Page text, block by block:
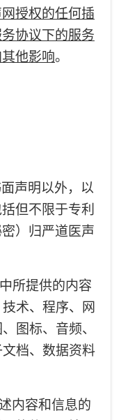
授权的任何插
协议下的服务
他影响。
声明以外，以
但不限于专利
）归严道医声
所提供的内容
术、程序、网
图标、音频、
档、数据资料
内容和信息的